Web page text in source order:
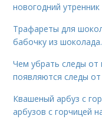
новогодний утренник
Трафареты для
бабочку из шоколада.
Чем убрать следы
появляются следы
Квашеный арбуз с
арбузов с горчицей